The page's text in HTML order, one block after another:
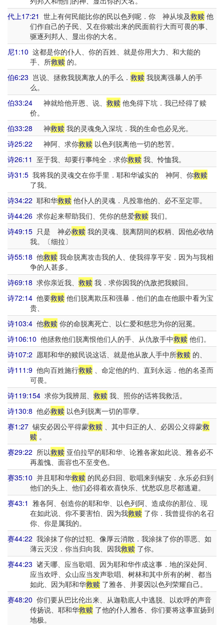
代上17:21 世上有何民能比你的民以色列呢．你 神从埃及救赎 他
们作自己的子民、又在你赎出来的民面前行大而可畏的事、
驱逐列邦人、显出你的大名。
尼1:10 这都是你的仆人、你的百姓、就是你用大力、和大能的
手、所救赎的。
伯6:23 岂说、拯救我脱离敌人的手么． 救赎 我脱离强暴人的手
么。
伯33:24 神就给他开恩、说、 救赎 他免得下坑．我已经得了赎
价。
伯33:28 神救赎 我的灵魂免入深坑．我的生命也必见光。
诗25:22 神阿、求你救赎 以色列脱离他一切的愁苦。
诗26:11 至于我、却要行事纯全．求你救赎 我、怜恤我。
诗31:5 我将我的灵魂交在你手里．耶和华诚实的 神阿、你救赎
了我。
诗34:22 耶和华救赎 他仆人的灵魂．凡投靠他的、必不至定罪。
诗44:26 求你起来帮助我们、凭你的慈爱救赎 我们。
诗49:15 只是 神必救赎 我的灵魂、脱离阴间的权柄、因他必收纳
我。〔细拉〕
诗55:18 他救赎 我命脱离攻击我的人、使我得享平安．因为与我相
争的人甚多。
诗69:18 求你亲近我、 救赎 我．求你因我的仇敌把我赎回。
诗72:14 他要救赎 他们脱离欺压和强暴．他们的血在他眼中看为宝
贵、
诗103:4 他救赎 你的命脱离死亡、以仁爱和慈悲为你的冠冕。
诗106:10 他拯救他们脱离恨他们人的手、从仇敌手中救赎 他们。
诗107:2 愿耶和华的赎民说这话、就是他从敌人手中所救赎 的、
诗111:9 他向百姓施行救赎 、命定他的约、直到永远．他的名圣而
可畏。
诗119:154 求你为我辨屈、 救赎 我、照你的话将我救活。
诗130:8 他必救赎 以色列脱离一切的罪孽。
赛1:27 锡安必因公平得蒙救赎 、其中归正的人、必因公义得蒙救
赎。
赛29:22 所以救赎 亚伯拉罕的耶和华、论雅各家如此说、雅各必不
再羞愧、面容也不至变色。
赛35:10 并且耶和华救赎 的民必归回、歌唱来到锡安．永乐必归到
他们的头上、他们必得着欢喜快乐、忧愁叹息尽都逃避。
赛43:1 雅各阿、创造你的耶和华、以色列阿、造成你的那位、现
在如此说、你不要害怕、因为我救赎了你．我曾提你的名召
你、你是属我的。
赛44:22 我涂抹了你的过犯、像厚云消散．我涂抹了你的罪恶、如
薄云灭没．你当归向我、因我救赎了你。
赛44:23 诸天哪、应当歌唱、因为耶和华作成这事．地的深处阿、
应当欢呼、众山应当发声歌唱、树林和其中所有的树、都当
如此、因为耶和华救赎了雅各、并要因以色列荣耀自己。
赛48:20 你们要从巴比伦出来、从迦勒底人中逃脱、以欢呼的声音
传扬说、耶和华救赎了他的仆人雅各、你们要将这事宣扬到
地极。